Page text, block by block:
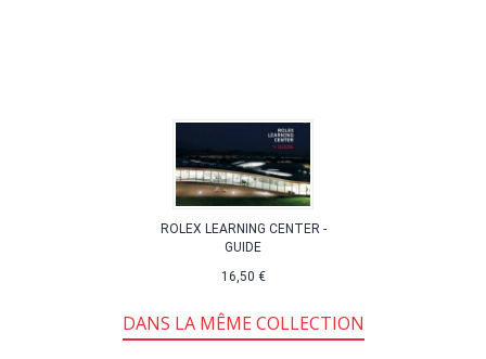
ROLEX LEARNING CENTER -
GUIDE
16,50 €
DANS LA MÊME COLLECTION